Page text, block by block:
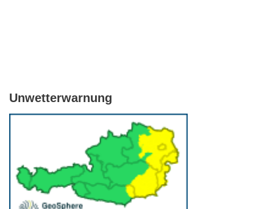
Unwetterwarnung